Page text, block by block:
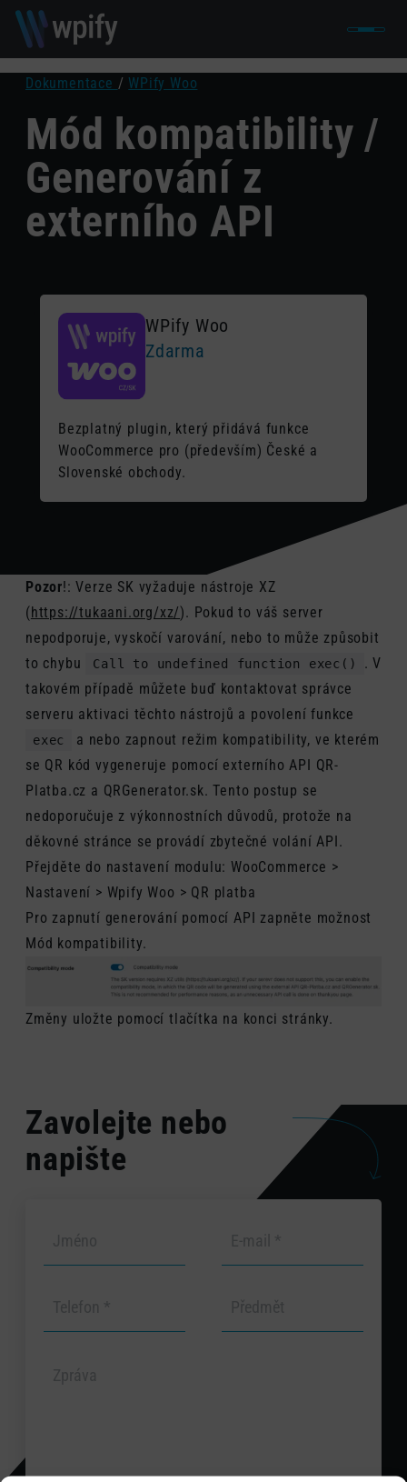
Dokumentace / WPify Woo
Mód kompatibility /
Generování z
externího API
WPify Woo
Zdarma
Bezplatný plugin, který přidává funkce
WooCommerce pro (především) České a
Slovenské obchody.
Pozor!: Verze SK vyžaduje nástroje XZ
( https://tukaani.org/xz/). Pokud to váš server
nepodporuje, vyskočí varování, nebo to může způsobit
to chybu
Call to undefined function exec()
. V
takovém případě můžete buď kontaktovat správce
serveru aktivaci těchto nástrojů a povolení funkce
exec
a nebo zapnout režim kompatibility, ve kterém
se QR kód vygeneruje pomocí externího API QR-
Platba.cz a QRGenerator.sk. Tento postup se
nedoporučuje z výkonnostních důvodů, protože na
děkovné stránce se provádí zbytečné volání API.
Přejděte do nastavení modulu: WooCommerce >
Nastavení > Wpify Woo > QR platba
Pro zapnutí generování pomocí API zapněte možnost
Mód kompatibility.
Změny uložte pomocí tlačítka na konci stránky.
Zavolejte nebo
napište